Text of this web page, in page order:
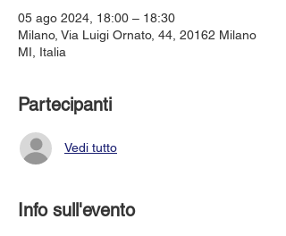
05 ago 2024, 18:00 – 18:30
Milano, Via Luigi Ornato, 44, 20162 Milano
MI, Italia
Partecipanti
Vedi tutto
Info sull'evento